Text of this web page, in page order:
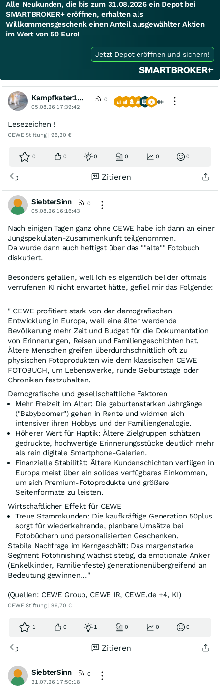
Alle Neukunden, die bis zum 31.08.2026 ein Depot bei
SMARTBROKER+ eröffnen, erhalten als
Willkommensgeschenk einen Anteil ausgewählter Aktien
im Wert von 50 Euro!
Jetzt Depot eröffnen und sichern!
Kampfkater1969
0
05.08.26 17:39:42
Lesezeichen !
CEWE Stiftung | 96,30 €
0 0 0 0 0 0
Zitieren
SiebterSinn
0
05.08.26 16:16:43
Nach einigen Tagen ganz ohne CEWE habe ich dann an einer
Jungspekulaten-Zusammenkunft teilgenommen.
Da wurde dann auch heftigst über das ""alte"" Fotobuch
diskutiert.
Besonders gefallen, weil ich es eigentlich bei der oftmals
verrufenen KI nicht erwartet hätte, gefiel mir das Folgende:
" CEWE profitiert stark von der demografischen
Entwicklung in Europa, weil eine älter werdende
Bevölkerung mehr Zeit und Budget für die Dokumentation
von Erinnerungen, Reisen und Familiengeschichten hat.
Ältere Menschen greifen überdurchschnittlich oft zu
physischen Fotoprodukten wie dem klassischen CEWE
FOTOBUCH, um Lebenswerke, runde Geburtstage oder
Chroniken festzuhalten.
Demografische und gesellschaftliche Faktoren
Mehr Freizeit im Alter: Die geburtenstarken Jahrgänge
("Babyboomer") gehen in Rente und widmen sich
intensiver ihren Hobbys und der Familiengenalogie.
Höherer Wert für Haptik: Ältere Zielgruppen schätzen
gedruckte, hochwertige Erinnerungsstücke deutlich mehr
als rein digitale Smartphone-Galerien.
Finanzielle Stabilität: Ältere Kundenschichten verfügen in
Europa meist über ein solides verfügbares Einkommen,
um sich Premium-Fotoprodukte und größere
Seitenformate zu leisten.
Wirtschaftlicher Effekt für CEWE
Treue Stammkunden: Die kaufkräftige Generation 50plus
sorgt für wiederkehrende, planbare Umsätze bei
Fotobüchern und personalisierten Geschenken.
Stabile Nachfrage im Kerngeschäft: Das margenstarke
Segment Fotofinishing wächst stetig, da emotionale Anker
(Enkelkinder, Familienfeste) generationenübergreifend an
Bedeutung gewinnen..."
(Quellen: CEWE Group, CEWE IR, CEWE.de +4, KI)
CEWE Stiftung | 96,70 €
1 0 1 0 0 0
Zitieren
SiebterSinn
0
31.07.26 17:50:18